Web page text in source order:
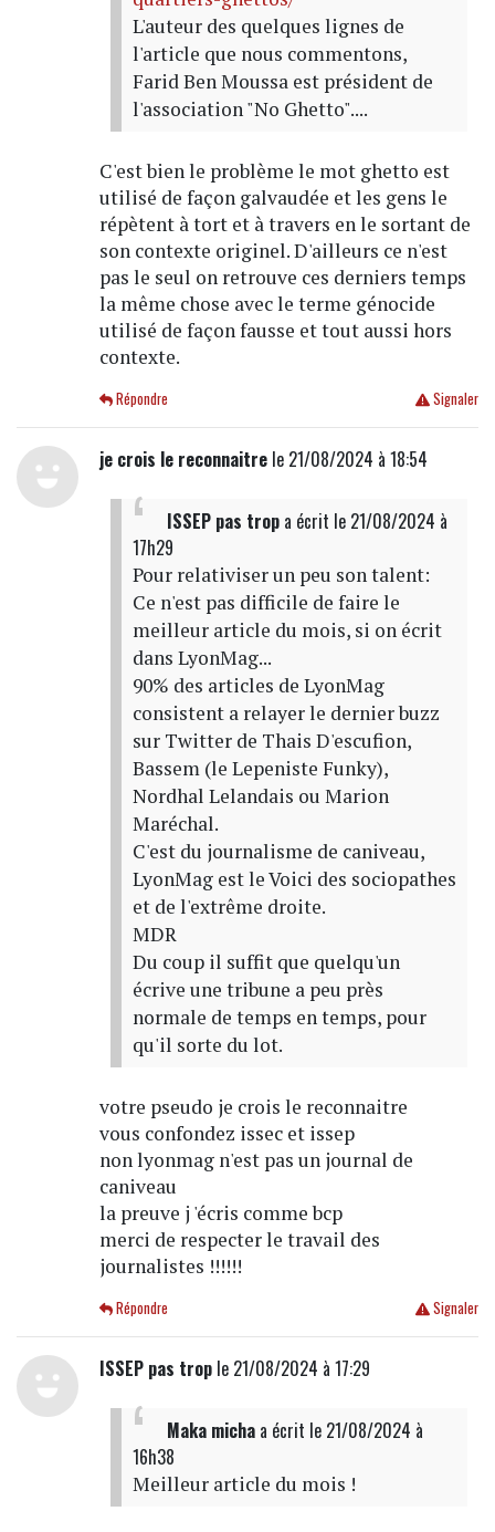
L'auteur des quelques lignes de
l'article que nous commentons,
Farid Ben Moussa est président de
l'association "No Ghetto"....
C'est bien le problème le mot ghetto est
utilisé de façon galvaudée et les gens le
répètent à tort et à travers en le sortant de
son contexte originel. D'ailleurs ce n'est
pas le seul on retrouve ces derniers temps
la même chose avec le terme génocide
utilisé de façon fausse et tout aussi hors
contexte.
Signaler
Répondre
je crois le reconnaitrele 21/08/2024 à 18:54
ISSEP pas tropa écrit le 21/08/2024 à
17h29
Pour relativiser un peu son talent:
Ce n'est pas difficile de faire le
meilleur article du mois, si on écrit
dans LyonMag...
90% des articles de LyonMag
consistent a relayer le dernier buzz
sur Twitter de Thais D'escufion,
Bassem (le Lepeniste Funky),
Nordhal Lelandais ou Marion
Maréchal.
C'est du journalisme de caniveau,
LyonMag est le Voici des sociopathes
et de l'extrême droite.
MDR
Du coup il suffit que quelqu'un
écrive une tribune a peu près
normale de temps en temps, pour
qu'il sorte du lot.
votre pseudo je crois le reconnaitre
vous confondez issec et issep
non lyonmag n'est pas un journal de
caniveau
la preuve j 'écris comme bcp
merci de respecter le travail des
journalistes !!!!!!
Signaler
Répondre
ISSEP pas trople 21/08/2024 à 17:29
Maka michaa écrit le 21/08/2024 à
16h38
Meilleur article du mois !